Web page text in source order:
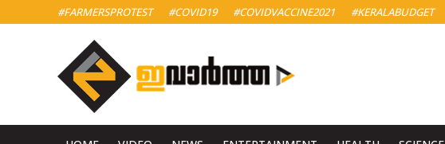
#FARMERSPROTEST #COVID19 #COVIDVACCINE2021 #KERALABUDGET